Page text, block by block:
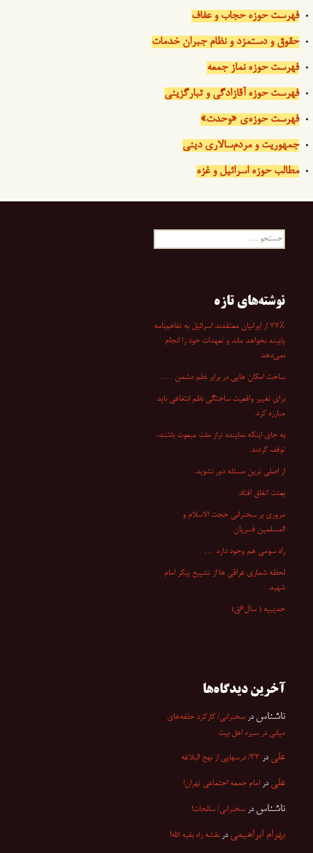
فهرست حوزه حجاب و عفاف
حقوق و دستمزد و نظام جبران خدمات
فهرست حوزه نماز جمعه
فهرست حوزه آقازادگی و تبارگزینی
فهرست حوزه‌ی «وحدت»
جمهوریت و مردم‌سالاری دینی
مطالب حوزه اسرائیل و غزه
جستجو
نوشته‌های تازه
۷۷٪ از ایرانیان معتقدند اسرائیل به تفاهم‌نامه
پایبند نخواهد ماند و تعهدات خود را انجام
نمی‌دهد.
ساخت امکان هایی در برابر نظم دشمن ….
برای تغییر واقعیت ساختگی نظم انتفاعی باید
مبارزه کرد.
به جای اینکه نماینده تراز ملت مبعوث باشند،
توقف کردند.
از اصلی ترین مسئله دور نشوید.
بعثت اتفاق افتاد.
مروری بر سخنرانی‌ حجت الاسلام و
المسلمین قنبریان
راه سومی هم وجود دارد …
لحظه شماری عراقی ها از تشییع پیکر امام
شهید
حدیبیه ( سال۶ق)
آخرین دیدگاه‌ها
ناشناس در سخنرانی/ کارکرد حلقه‌های
میانی در سیره اهل بیت
علی در ۳۳/ درسهایی از نهج البلاغه
علی در امام جمعه اجتماعی تهران!
ناشناس در سخنرانی/ سائحات!
بهرام ابراهیمی درنقشه راه بقیه الله!